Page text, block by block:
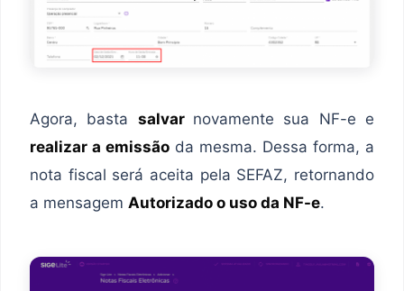
Agora, basta salvar novamente sua NF-e e
realizar a emissão da mesma. Dessa forma, a
nota fiscal será aceita pela SEFAZ, retornando
a mensagem Autorizado o uso da NF-e.